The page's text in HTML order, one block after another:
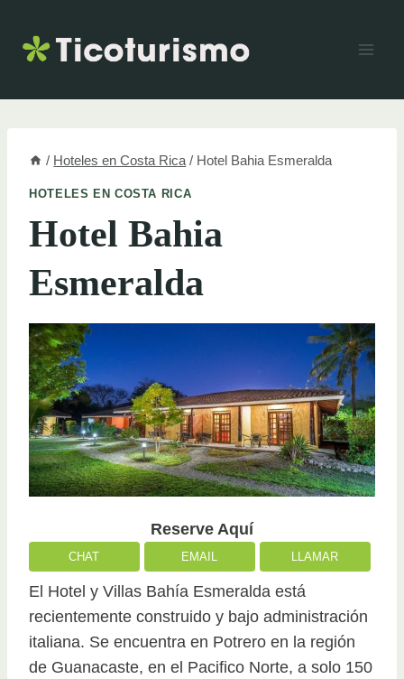
content
/ Hoteles en Costa Rica / Hotel Bahia Esmeralda
HOTELES EN COSTA RICA
Hotel Bahia
Esmeralda
Reserve Aquí
CHAT EMAIL LLAMAR
El Hotel y Villas Bahía Esmeralda está
recientemente construido y bajo administración
italiana. Se encuentra en Potrero en la región
de Guanacaste, en el Pacifico Norte, a solo 150